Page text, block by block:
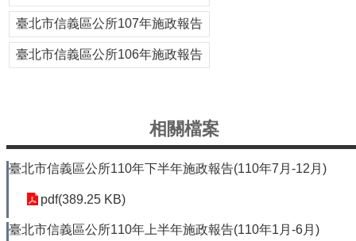
區
政
資
訊
件
政
訊
臺北市信義區公所107年施政報告
臺北市信義區公所106年施政報告
相關檔案
臺北市信義區公所110年下半年施政報告(110年7月-12月)
pdf(389.25 KB)
臺北市信義區公所110年上半年施政報告(110年1月-6月)